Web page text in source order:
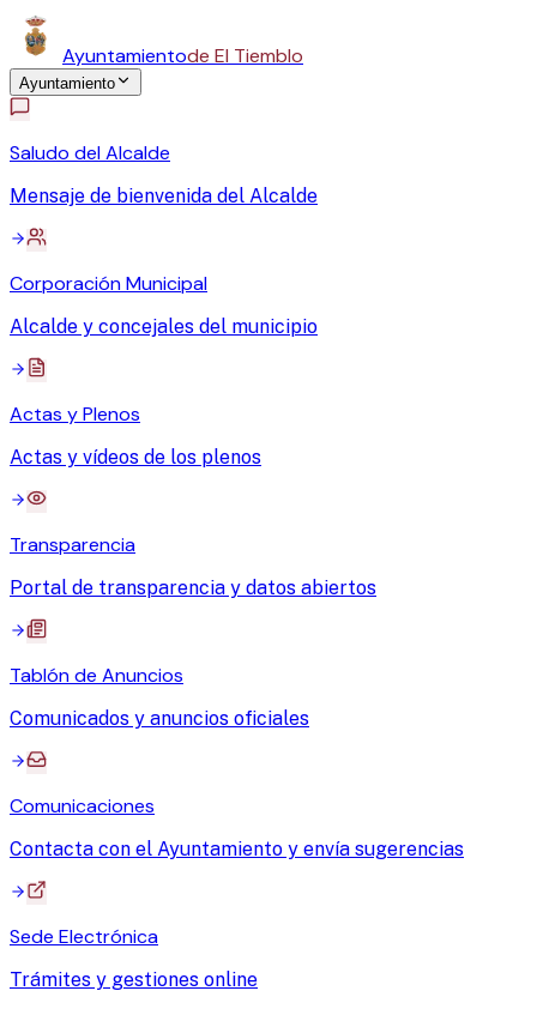
Ayuntamientode El Tiemblo
Ayuntamiento
Saludo del Alcalde
Mensaje de bienvenida del Alcalde
Corporación Municipal
Alcalde y concejales del municipio
Actas y Plenos
Actas y vídeos de los plenos
Transparencia
Portal de transparencia y datos abiertos
Tablón de Anuncios
Comunicados y anuncios oficiales
Comunicaciones
Contacta con el Ayuntamiento y envía sugerencias
Sede Electrónica
Trámites y gestiones online